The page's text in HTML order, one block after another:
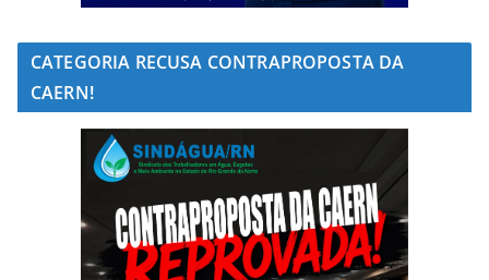
CATEGORIA RECUSA CONTRAPROPOSTA DA
CAERN!